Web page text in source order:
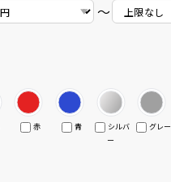
〜
赤 青
シルバ
ー
グレー